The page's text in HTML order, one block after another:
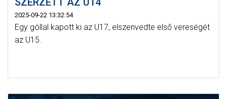
2025-09-22 13:32:54
Egy góllal kapott ki az U17, elszenvedte első vereségét
az U15.